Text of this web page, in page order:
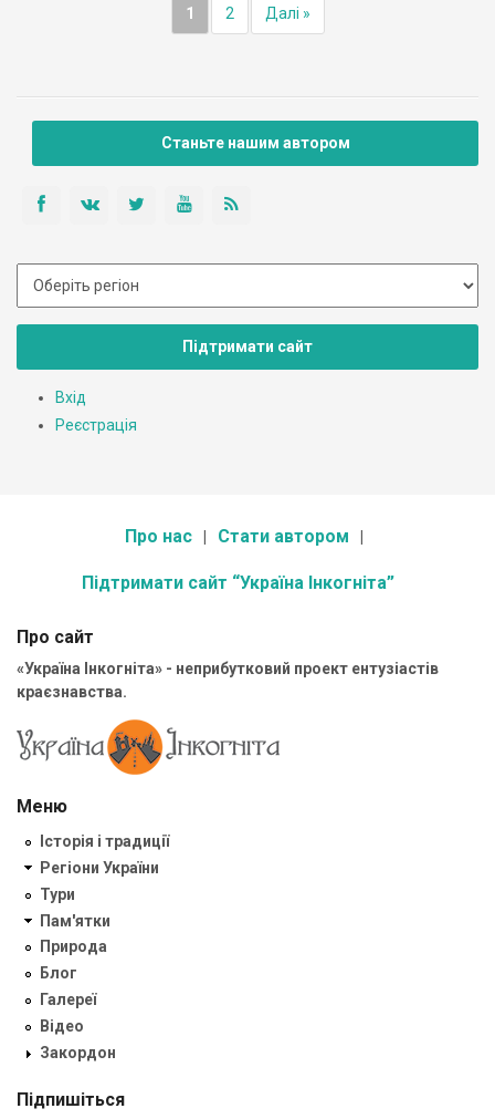
квадратних метрів. Роботи виконує київський художник-
реставратор Сергій Баяндін. Зараз він відновлює
відновлення 1992-96 років. І це нас дуже заплутало, але […]
1 2 Далі »
Станьте нашим автором
Підтримати сайт
Вхід
Реєстрація
Про нас Стати автором
Підтримати сайт “Україна Інкогніта”
Про сайт
«Україна Інкогніта» - неприбутковий проект ентузіастів
краєзнавства.
Меню
Історія і традиції
Регіони України
Тури
Пам'ятки
Природа
Блог
Галереї
Відео
Закордон
Підпишіться